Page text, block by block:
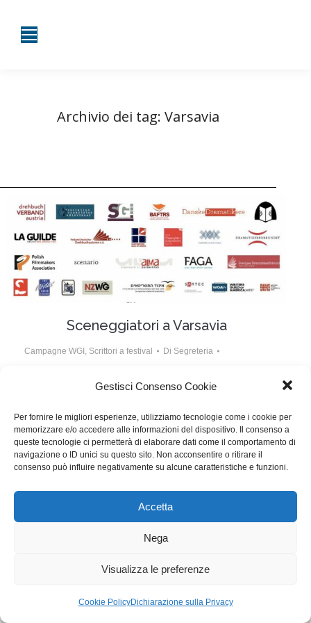
Gestisci Consenso Cookie
Per fornire le migliori esperienze, utilizziamo tecnologie come i cookie per
memorizzare e/o accedere alle informazioni del dispositivo. Il consenso a
queste tecnologie ci permetterà di elaborare dati come il comportamento di
navigazione o ID unici su questo sito. Non acconsentire o ritirare il
consenso può influire negativamente su alcune caratteristiche e funzioni.
Accetta
Nega
Visualizza le preferenze
Cookie PolicyDichiarazione sulla Privacy
Archivio dei tag: Varsavia
Sceneggiatori a Varsavia
Campagne WGI , Scrittori a festival Di Segreteria
cui WGI fa parte, ha organizzato la terza conferenza
mondiale degli sceneggiatori.
+39 347 2461036
segreteria@writersguilditalia.it
WGItalia
Cookie & Privacy Policy